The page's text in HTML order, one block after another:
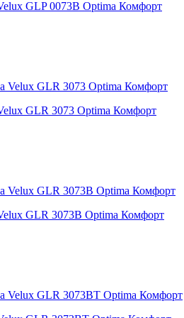
GLP 0073B Optima Комфорт
GLR 3073 Optima Комфорт
GLR 3073B Optima Комфорт